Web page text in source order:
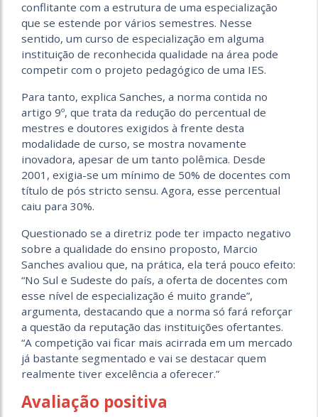
conflitante com a estrutura de uma especialização
que se estende por vários semestres. Nesse
sentido, um curso de especialização em alguma
instituição de reconhecida qualidade na área pode
competir com o projeto pedagógico de uma IES.
Para tanto, explica Sanches, a norma contida no
artigo 9º, que trata da redução do percentual de
mestres e doutores exigidos à frente desta
modalidade de curso, se mostra novamente
inovadora, apesar de um tanto polêmica. Desde
2001, exigia-se um mínimo de 50% de docentes com
título de pós stricto sensu. Agora, esse percentual
caiu para 30%.
Questionado se a diretriz pode ter impacto negativo
sobre a qualidade do ensino proposto, Marcio
Sanches avaliou que, na prática, ela terá pouco efeito:
“No Sul e Sudeste do país, a oferta de docentes com
esse nível de especialização é muito grande”,
argumenta, destacando que a norma só fará reforçar
a questão da reputação das instituições ofertantes.
“A competição vai ficar mais acirrada em um mercado
já bastante segmentado e vai se destacar quem
realmente tiver excelência a oferecer.”
Avaliação positiva